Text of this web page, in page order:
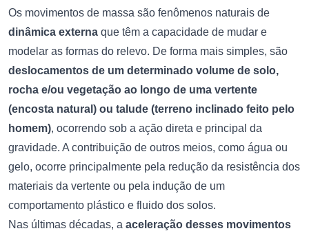
Os movimentos de massa são fenômenos naturais de
dinâmica externa que têm a capacidade de mudar e
modelar as formas do relevo. De forma mais simples, são
deslocamentos de um determinado volume de solo,
rocha e/ou vegetação ao longo de uma vertente
(encosta natural) ou talude (terreno inclinado feito pelo
homem), ocorrendo sob a ação direta e principal da
gravidade. A contribuição de outros meios, como água ou
gelo, ocorre principalmente pela redução da resistência dos
materiais da vertente ou pela indução de um
comportamento plástico e fluido dos solos.
Nas últimas décadas, a aceleração desses movimentos